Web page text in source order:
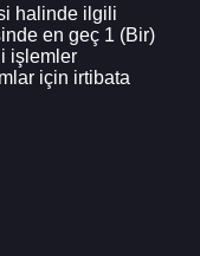
halinde ilgili
en geç 1 (Bir)
işlemler
için irtibata